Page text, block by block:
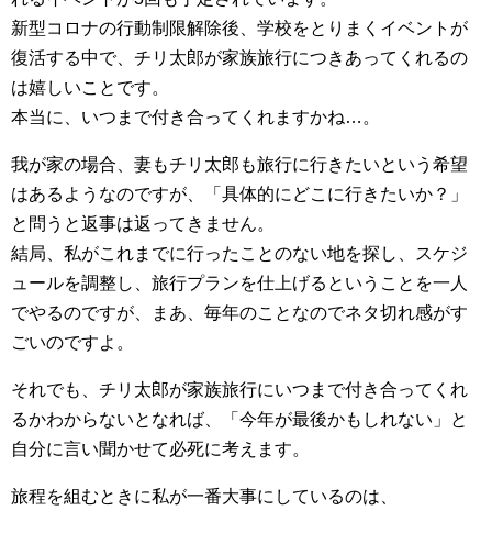
新型コロナの行動制限解除後、学校をとりまくイベントが
復活する中で、チリ太郎が家族旅行につきあってくれるの
は嬉しいことです。
本当に、いつまで付き合ってくれますかね…。
我が家の場合、妻もチリ太郎も旅行に行きたいという希望
はあるようなのですが、「具体的にどこに行きたいか？」
と問うと返事は返ってきません。
結局、私がこれまでに行ったことのない地を探し、スケジ
ュールを調整し、旅行プランを仕上げるということを一人
でやるのですが、まあ、毎年のことなのでネタ切れ感がす
ごいのですよ。
それでも、チリ太郎が家族旅行にいつまで付き合ってくれ
るかわからないとなれば、「今年が最後かもしれない」と
自分に言い聞かせて必死に考えます。
旅程を組むときに私が一番大事にしているのは、